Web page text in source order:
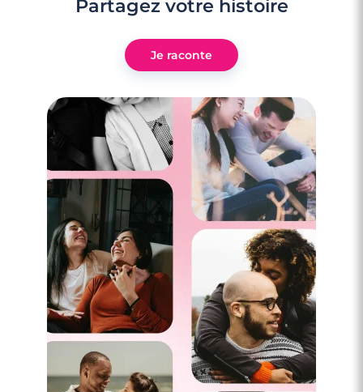
Partagez votre histoire
Je raconte